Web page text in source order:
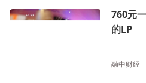
760元
的LP
融中财经